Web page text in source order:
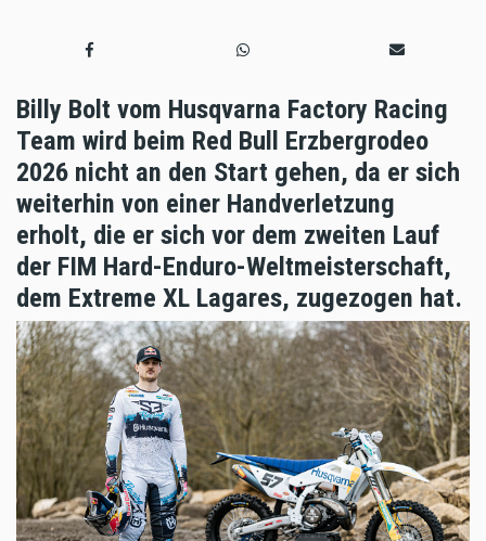
Billy Bolt vom Husqvarna Factory Racing
Team wird beim Red Bull Erzbergrodeo
2026 nicht an den Start gehen, da er sich
weiterhin von einer Handverletzung
erholt, die er sich vor dem zweiten Lauf
der FIM Hard-Enduro-Weltmeisterschaft,
dem Extreme XL Lagares, zugezogen hat.